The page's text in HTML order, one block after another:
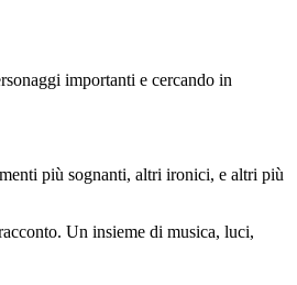
importanti e cercando in
più sognanti, altri ironici, e altri più
Un insieme di musica, luci,